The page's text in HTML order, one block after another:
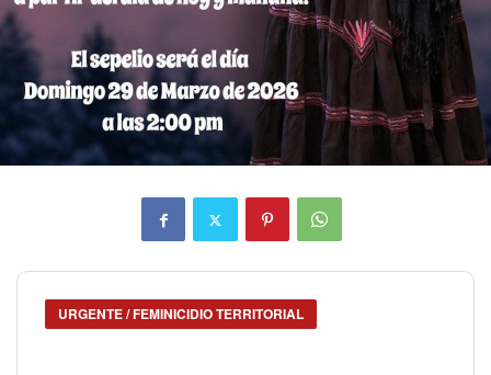
URGENTE / FEMINICIDIO TERRITORIAL